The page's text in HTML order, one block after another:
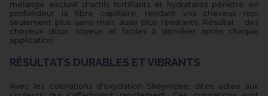
mélange exclusif d'actifs fortifiants et hydratants pénètre en
profondeur la fibre capillaire, rendant vos cheveux non
seulement plus sains mais aussi plus résistants. Résultat : des
cheveux doux, soyeux et faciles à démêler après chaque
application.
RÉSULTATS DURABLES ET VIBRANTS
Avec les colorations d'oxydation Skeymzee, dites adieu aux